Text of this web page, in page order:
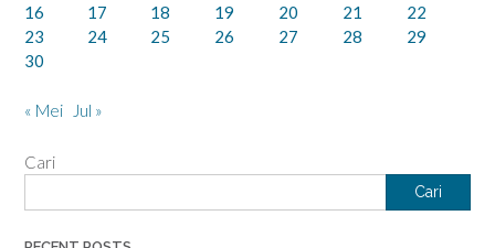
16
17 18 19 20 21
22
23
24 25 26 27 28
29
30
« Mei Jul »
Cari
Cari